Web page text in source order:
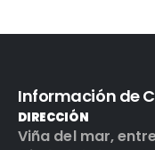
Información de
DIRECCIÓN
Viña del mar,